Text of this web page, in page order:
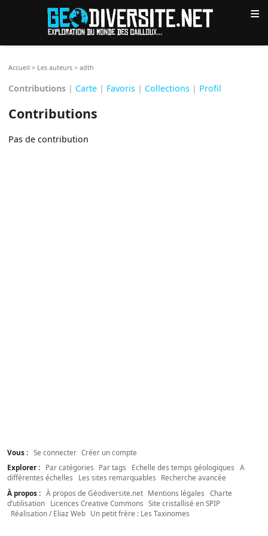
≡
Accueil > Les auteurs >adth
Contributions | Carte | Favoris | Collections | Profil
Contributions
Pas de contribution
Vous : Se connecter Créer un compte
Explorer :
Par catégories Par tags Echelle des temps géologiques
A
différentes échelles
Les sites remarquables
Recherche avancée
À propos : À propos de Géodiversite.net Mentions légales
Charte
d’utilisation
Licences Creative Commons Site cristallisé en SPIP
Réalisation / Eliaz Web Un petit frère : Les Taxinomes